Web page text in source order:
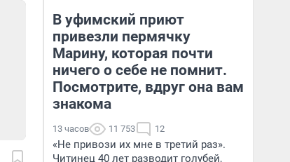
В уфимский приют
привезли пермячку
Марину, которая почти
ничего о себе не помнит.
Посмотрите, вдруг она вам
знакома
13 часов 11 753 12
«Не привози их мне в третий раз».
Читинец 40 лет разводит голубей,